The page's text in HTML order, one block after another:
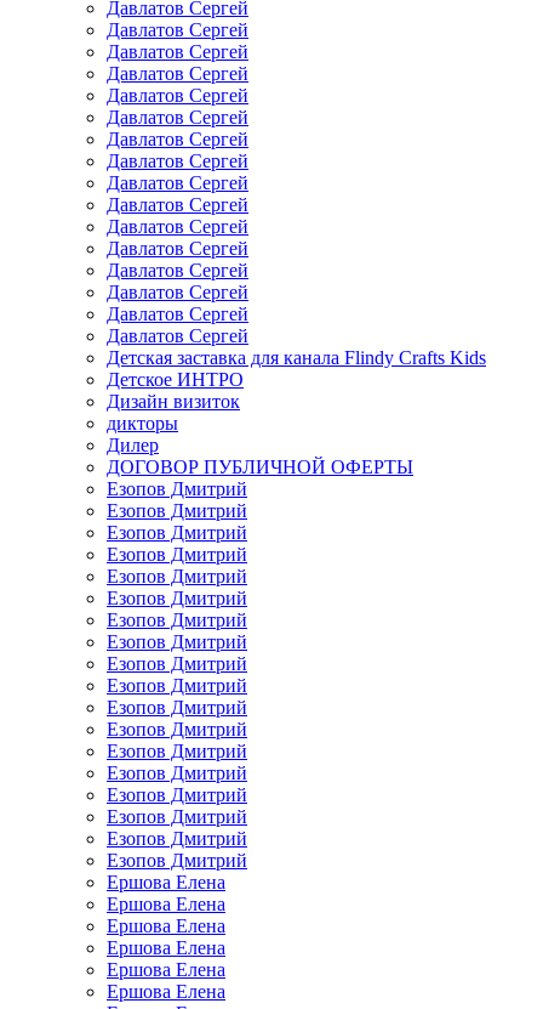
Давлатов Сергей
Давлатов Сергей
Давлатов Сергей
Давлатов Сергей
Давлатов Сергей
Давлатов Сергей
Давлатов Сергей
Давлатов Сергей
Давлатов Сергей
Давлатов Сергей
Давлатов Сергей
Давлатов Сергей
Давлатов Сергей
Давлатов Сергей
Давлатов Сергей
Давлатов Сергей
Детская заставка для канала Flindy Crafts Kids
Детское ИНТРО
Дизайн визиток
дикторы
Дилер
ДОГОВОР ПУБЛИЧНОЙ ОФЕРТЫ
Езопов Дмитрий
Езопов Дмитрий
Езопов Дмитрий
Езопов Дмитрий
Езопов Дмитрий
Езопов Дмитрий
Езопов Дмитрий
Езопов Дмитрий
Езопов Дмитрий
Езопов Дмитрий
Езопов Дмитрий
Езопов Дмитрий
Езопов Дмитрий
Езопов Дмитрий
Езопов Дмитрий
Езопов Дмитрий
Езопов Дмитрий
Езопов Дмитрий
Ершова Елена
Ершова Елена
Ершова Елена
Ершова Елена
Ершова Елена
Ершова Елена